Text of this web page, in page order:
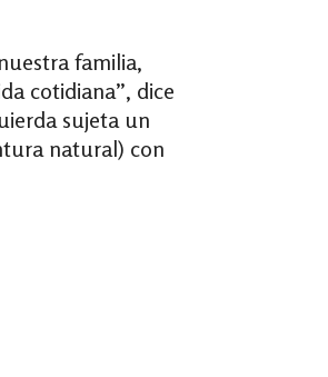
familia,
cotidiana”, dice
sujeta un
natural) con